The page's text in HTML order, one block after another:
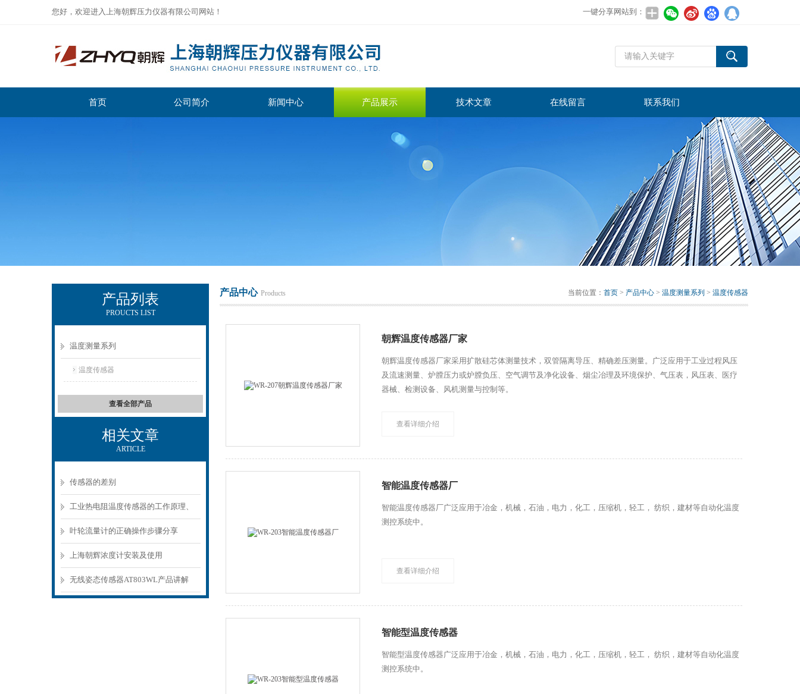
您好，欢迎进入上海朝辉压力仪器有限公司网站！ 一键分享网站到：
首页 公司简介 新闻中心 产品展示 技术文章 在线留言 联系我们
产品列表
PROUCTS LIST
温度测量系列
温度传感器
查看全部产品
相关文章
ARTICLE
传感器的差别
工业热电阻温度传感器的工作原理、
结构和基本特性
叶轮流量计的正确操作步骤分享
上海朝辉浓度计安装及使用
无线姿态传感器AT803WL产品讲解
产品中心 Products 当前位置： 首页 > 产品中心 > 温度测量系列 > 温度传感器
朝辉温度传感器厂家
朝辉温度传感器厂家采用扩散硅芯体测量技术，双管隔离导压、精确差压测量。广泛应用于工业过程风压
及流速测量、炉膛压力或炉膛负压、空气调节及净化设备、烟尘冶理及环境保护、气压表，风压表、医疗
器械、检测设备、风机测量与控制等。
查看详细介绍
智能温度传感器厂
智能温度传感器厂广泛应用于冶金，机械，石油，电力，化工，压缩机，轻工， 纺织，建材等自动化温度
测控系统中。
查看详细介绍
智能型温度传感器
智能型温度传感器广泛应用于冶金，机械，石油，电力，化工，压缩机，轻工， 纺织，建材等自动化温度
测控系统中。